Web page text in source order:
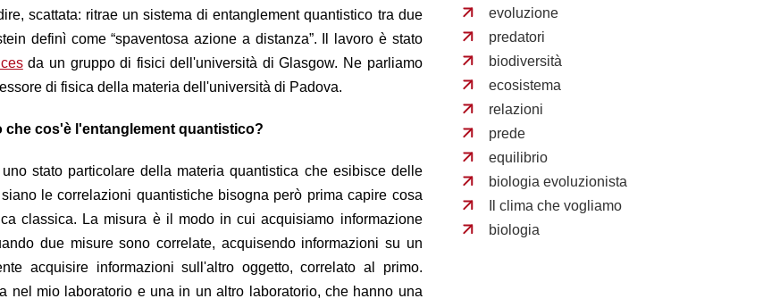
scattata: ritrae un sistema di entanglement quantistico tra due
definì come “spaventosa azione a distanza”. Il lavoro è stato
da un gruppo di fisici dell'università di Glasgow. Ne parliamo
di fisica della materia dell'università di Padova.
che cos'è l'entanglement quantistico?
stato particolare della materia quantistica che esibisce delle
le correlazioni quantistiche bisogna però prima capire cosa
classica. La misura è il modo in cui acquisiamo informazione
due misure sono correlate, acquisendo informazioni su un
acquisire informazioni sull'altro oggetto, correlato al primo.
nel mio laboratorio e una in un altro laboratorio, che hanno una
evoluzione
predatori
biodiversità
ecosistema
relazioni
prede
equilibrio
biologia evoluzionista
Il clima che vogliamo
biologia